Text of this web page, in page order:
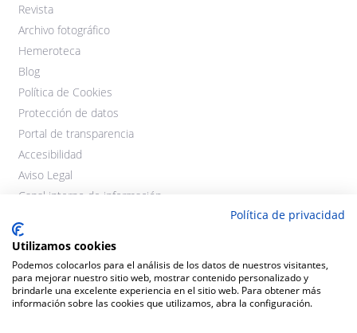
Revista
Archivo fotográfico
Hemeroteca
Blog
Política de Cookies
Protección de datos
Portal de transparencia
Accesibilidad
Aviso Legal
Canal interno de información
Política de privacidad
Utilizamos cookies
Podemos colocarlos para el análisis de los datos de nuestros visitantes,
para mejorar nuestro sitio web, mostrar contenido personalizado y
brindarle una excelente experiencia en el sitio web. Para obtener más
información sobre las cookies que utilizamos, abra la configuración.